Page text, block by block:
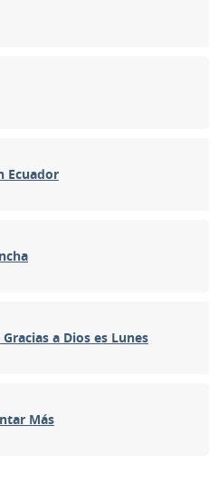
Ecuador
a Dios es Lunes
Más